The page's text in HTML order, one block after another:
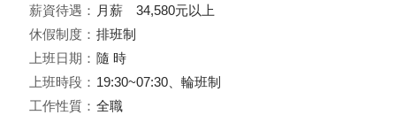
薪資待遇： 月薪 34,580元以上
休假制度： 排班制
上班日期： 隨 時
上班時段： 19:30~07:30、輪班制
工作性質： 全職